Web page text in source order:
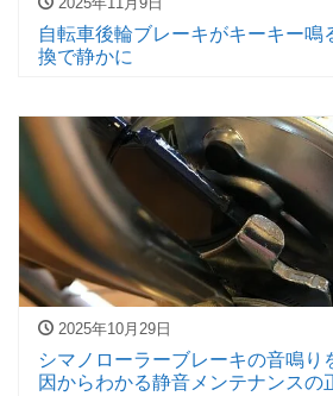
自転車後輪ブレーキがキーキー鳴
換で静かに
2025年10月29日
シマノローラーブレーキの音鳴り
因からわかる静音メンテナンスの